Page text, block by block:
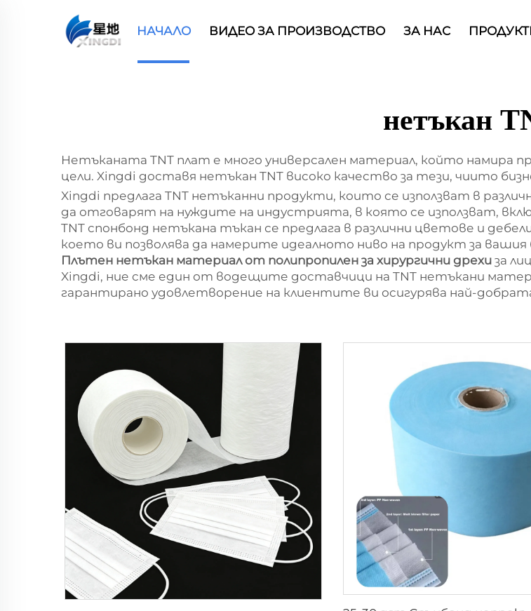
НАЧАЛО ВИДЕО ЗА ПРОИЗВОДСТВО ЗА НАС
нетъкан
Нетъканата TNT плат е много универсален материал, който намира
цели. Xingdi доставя нетъкан TNT високо качество за тези, чиито
Xingdi предлага TNT нетъканни продукти, които се използват в
да отговарят на нуждите на индустрията, в която се използват,
TNT спонбонд нетъкана тъкан се предлага в различни цветове и
което ви позволява да намерите идеалното ниво на продукт за
Плътен нетъкан материал от полипропилен за хирургични дрехи за
Xingdi, ние сме един от водещите доставчици на TNT нетъкани
гарантирано удовлетворение на клиентите ви осигурява най-